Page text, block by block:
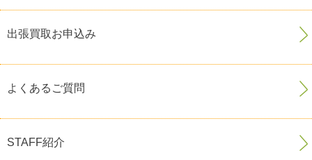
出張買取お申込み
よくあるご質問
STAFF紹介